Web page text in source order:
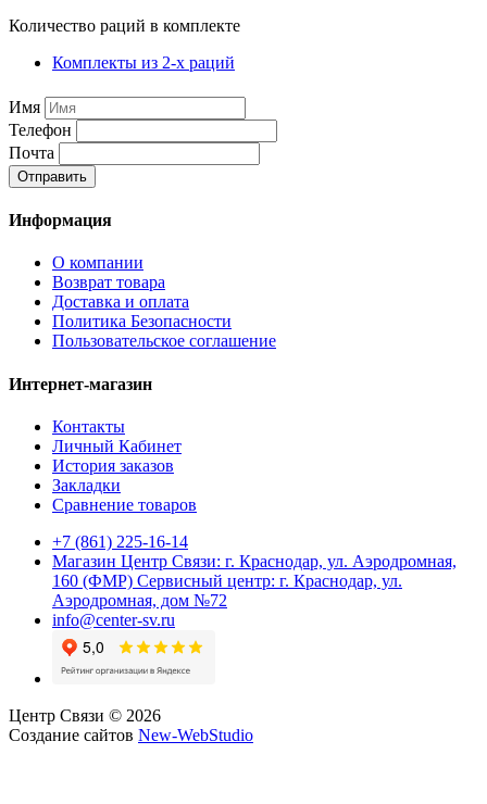
Количество раций в комплекте
Комплекты из 2-х раций
Имя
Телефон
Почта
Отправить
Информация
О компании
Возврат товара
Доставка и оплата
Политика Безопасности
Пользовательское соглашение
Интернет-магазин
Контакты
Личный Кабинет
История заказов
Закладки
Сравнение товаров
+7 (861) 225-16-14
Магазин Центр Связи: г. Краснодар, ул. Аэродромная,
160 (ФМР) Сервисный центр: г. Краснодар, ул.
Аэродромная, дом №72
info@center-sv.ru
Центр Связи © 2026
Создание сайтов New-WebStudio